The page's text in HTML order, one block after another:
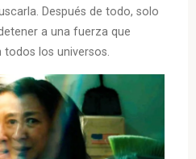
Después de todo, solo
a una fuerza que
los universos.